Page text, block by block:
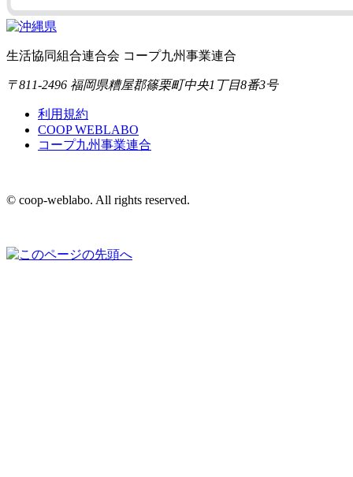
生活協同組合連合会 コープ九州事業連合
〒811-2496 福岡県糟屋郡篠栗町中央1丁目8番3号
利用規約
COOP WEBLABO
コープ九州事業連合
© coop-weblabo. All rights reserved.